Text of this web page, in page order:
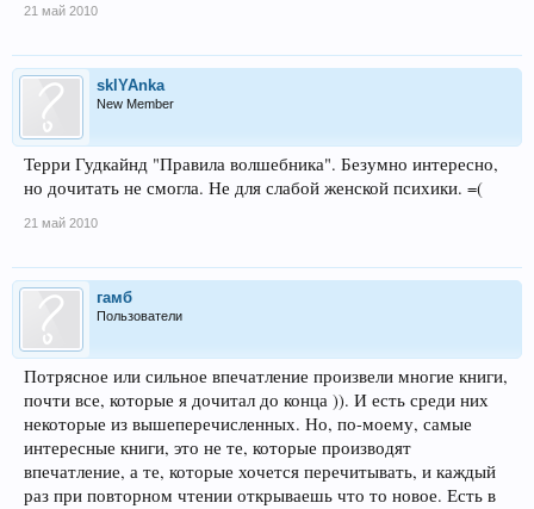
21 май 2010
sklYAnka
New Member
Терри Гудкайнд "Правила волшебника". Безумно интересно,
но дочитать не смогла. Не для слабой женской психики. =(
21 май 2010
гамб
Пользователи
Потрясное или сильное впечатление произвели многие книги,
почти все, которые я дочитал до конца )). И есть среди них
некоторые из вышеперечисленных. Но, по-моему, самые
интересные книги, это не те, которые производят
впечатление, а те, которые хочется перечитывать, и каждый
раз при повторном чтении открываешь что то новое. Есть в